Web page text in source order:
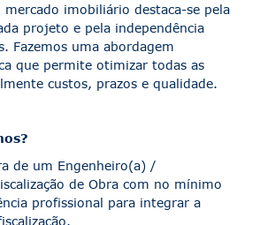
mercado imobiliário destaca-se pela
projeto e pela independência
Fazemos uma abordagem
que permite otimizar todas as
custos, prazos e qualidade.
de um Engenheiro(a) /
de Obra com no mínimo
profissional para integrar a